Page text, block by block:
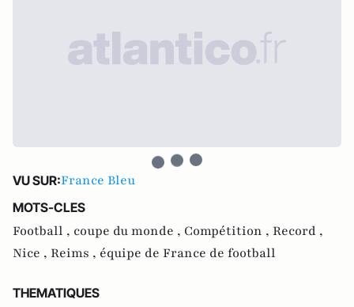
VU SUR:France Bleu
MOTS-CLES
Football , coupe du monde , Compétition , Record ,
Nice , Reims , équipe de France de football
THEMATIQUES